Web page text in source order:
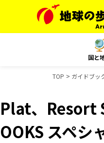
国と
TOP ガイドブッ
Plat、Resort
OOKS スペシ